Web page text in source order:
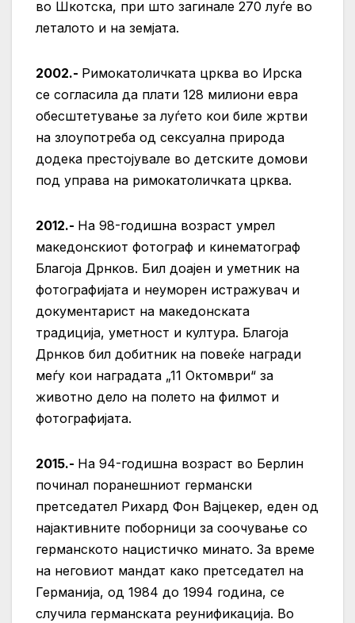
во Шкотска, при што загинале 270 луѓе во
леталото и на земјата.
2002.- Римокатоличката црква во Ирска
се согласила да плати 128 милиони евра
обесштетување за луѓето кои биле жртви
на злоупотреба од сексуална природа
додека престојувале во детските домови
под управа на римокатоличката црква.
2012.- На 98-годишна возраст умрел
македонскиот фотограф и кинематограф
Благоја Дрнков. Бил доајен и уметник на
фотографијата и неуморен истражувач и
документарист на македонската
традиција, уметност и култура. Благоја
Дрнков бил добитник на повеќе награди
меѓу кои наградата „11 Октомври“ за
животно дело на полето на филмот и
фотографијата.
2015.- На 94-годишна возраст во Берлин
починал поранешниот германски
претседател Рихард Фон Вајцекер, еден од
најактивните поборници за соочување со
германското нацистичко минато. За време
на неговиот мандат како претседател на
Германија, од 1984 до 1994 година, се
случила германската реунификација. Во